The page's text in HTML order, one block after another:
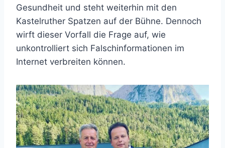
Gesundheit und steht weiterhin mit den
Kastelruther Spatzen auf der Bühne. Dennoch
wirft dieser Vorfall die Frage auf, wie
unkontrolliert sich Falschinformationen im
Internet verbreiten können.